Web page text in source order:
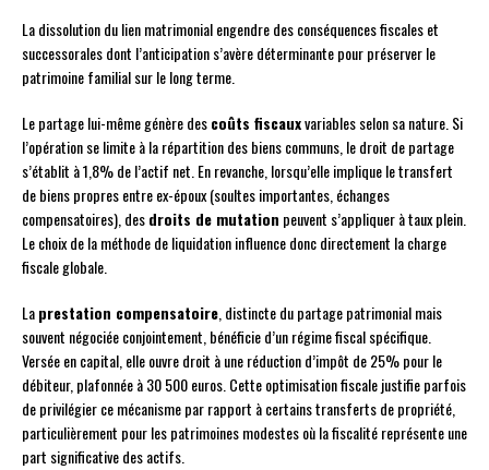
La dissolution du lien matrimonial engendre des conséquences fiscales et
successorales dont l’anticipation s’avère déterminante pour préserver le
patrimoine familial sur le long terme.
Le partage lui-même génère descoûts fiscauxvariables selon sa nature. Si
l’opération se limite à la répartition des biens communs, le droit de partage
s’établit à 1,8% de l’actif net. En revanche, lorsqu’elle implique le transfert
de biens propres entre ex-époux (soultes importantes, échanges
compensatoires), desdroits de mutation peuvent s’appliquer à taux plein.
Le choix de la méthode de liquidation influence donc directement la charge
fiscale globale.
Laprestation compensatoire , distincte du partage patrimonial mais
souvent négociée conjointement, bénéficie d’un régime fiscal spécifique.
Versée en capital, elle ouvre droit à une réduction d’impôt de 25% pour le
débiteur, plafonnée à 30 500 euros. Cette optimisation fiscale justifie parfois
de privilégier ce mécanisme par rapport à certains transferts de propriété,
particulièrement pour les patrimoines modestes où la fiscalité représente une
part significative des actifs.